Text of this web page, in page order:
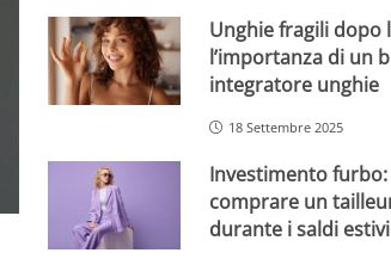
Unghie fragili dopo
l’importanza di un
integratore unghie
18 Settembre 2025
Investimento
comprare un
durante i saldi estivi